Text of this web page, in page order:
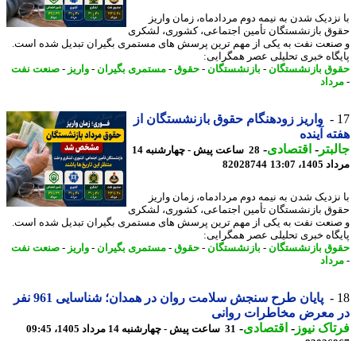
شدن به نیمه دوم مردادماه، زمان واریز
بازنشستگان تأمین اجتماعی، کشوری، لشکری
نفت به یکی از مهم ترین پرسش های مستمری بگیران تبدیل شده است.
خبری تحلیلی عصر همگرایی:
بازنشستگان-بازنشستگان-حقوق-مستمری بگیران- واریز- صنعت نفت
واریز زودهنگام حقوق بازنشستگان از
آینده
-اقتصادی-
28 ساعت پیش - چهارشنبه 14
13:07
82028744
شدن به نیمه دوم مردادماه، زمان واریز
بازنشستگان تأمین اجتماعی، کشوری، لشکری
نفت به یکی از مهم ترین پرسش های مستمری بگیران تبدیل شده است.
خبری تحلیلی عصر همگرایی:
بازنشستگان-بازنشستگان-حقوق-مستمری بگیران- واریز- صنعت نفت
پایان طرح سنجش سلامت روان در همدان؛ شناسایی 961 نفر
معرض مخاطرات روانی
نیوز-اقتصادی-31 ساعت پیش - چهارشنبه 14 مرداد 1405، 09:45